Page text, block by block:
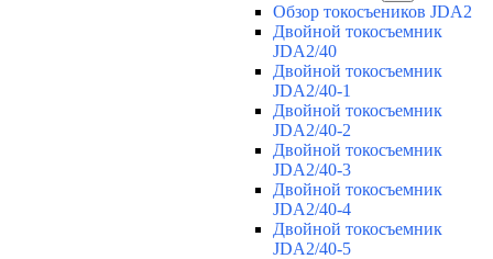
Обзор токосъеников JDA2
Двойной токосъемник
JDA2/40
Двойной токосъемник
JDA2/40-1
Двойной токосъемник
JDA2/40-2
Двойной токосъемник
JDA2/40-3
Двойной токосъемник
JDA2/40-4
Двойной токосъемник
JDA2/40-5